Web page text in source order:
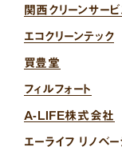
関西クリーンサービ
エコクリーンテック
買豊堂
フィルフォート
A-LIFE株式会社
エーライフ リノベー